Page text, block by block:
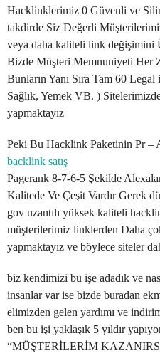
Hacklinklerimiz 0 Güvenli ve
takdirde Siz Değerli
veya daha kaliteli link değişimini
Bizde Müşteri Memnuniyeti Her
Bunların Yanı Sıra Tam 60
Sağlık, Yemek VB. ) Sitelerimizden
yapmaktayız
Peki Bu Hacklink Paketinin Pr –
backlink satış
Pagerank 8-7-6-5 Şekilde
Kalitede Ve Çeşit Vardır Gerek
gov uzantılı yüksek kaliteli
müşterilerimiz linklerden Daha
yapmaktayız ve böylece siteler
biz kendimizi bu işe adadık ve
insanlar var ise bizde buradan
elimizden gelen yardımı ve
ben bu işi yaklaşık 5 yıldır
“MÜŞTERİLERİM